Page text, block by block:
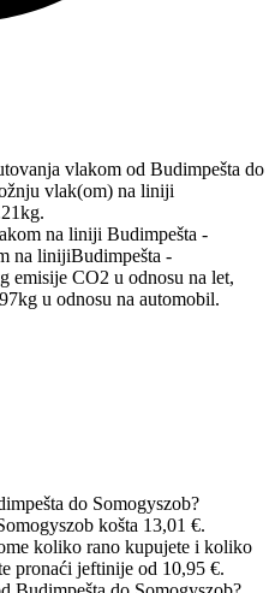
vlakom od Budimpešta do
vlak(om) na liniji
na liniji Budimpešta -
na linijiBudimpešta -
emisije CO2 u odnosu na let,
u odnosu na automobil.
do Somogyszob?
košta 13,01 €.
koliko rano kupujete i koliko
pronaći jeftinije od 10,95 €.